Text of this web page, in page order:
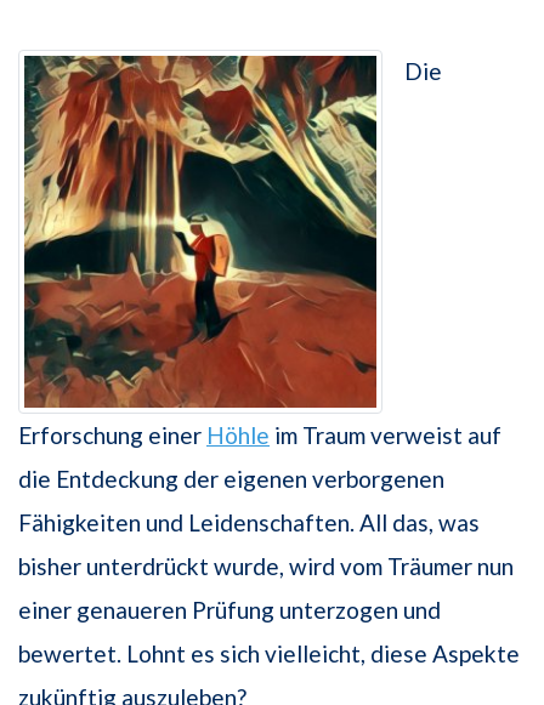
Die
Erforschung einer Höhle im Traum verweist auf
die Entdeckung der eigenen verborgenen
Fähigkeiten und Leidenschaften. All das, was
bisher unterdrückt wurde, wird vom Träumer nun
einer genaueren Prüfung unterzogen und
bewertet. Lohnt es sich vielleicht, diese Aspekte
zukünftig auszuleben?